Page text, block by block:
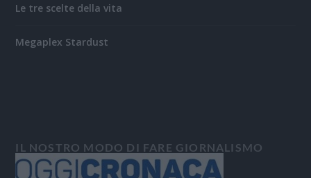
Le tre scelte della vita
Megaplex Stardust
IL NOSTRO MODO DI FARE GIORNALISMO